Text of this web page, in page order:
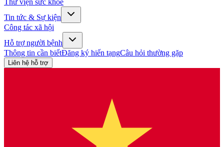
Thư viện sức khỏe
Tin tức & Sự kiện
Công tác xã hội
Hỗ trợ người bệnh
Thông tin cần biếtĐăng ký hiến tạngCâu hỏi thường gặp
Liên hệ hỗ trợ